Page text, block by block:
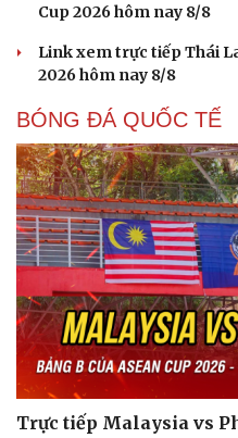
Cup 2026 hôm nay 8/8
Link xem trực tiếp Thái
2026 hôm nay 8/8
BÓNG ĐÁ QUỐC TẾ
Trực tiếp Malaysia vs